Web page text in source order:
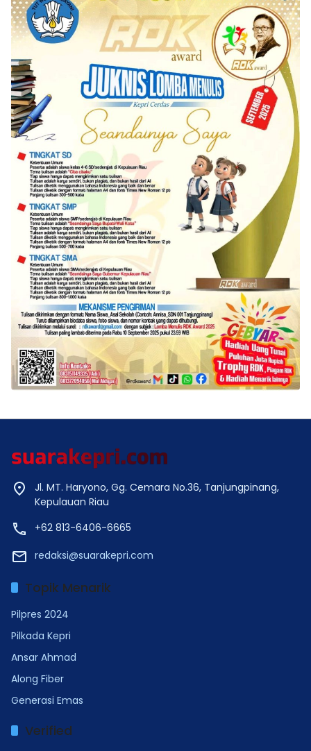
Jl. MT. Haryono, Gg. Cemara No.36, Tanjungpinang,
Kepulauan Riau
+62 813-6406-6665
redaksi@suarakepri.com
Topik Menarik
Pilpres 2024
Pilkada Kepri
Ansar Ahmad
Along Fiber
Generasi Emas
Verified